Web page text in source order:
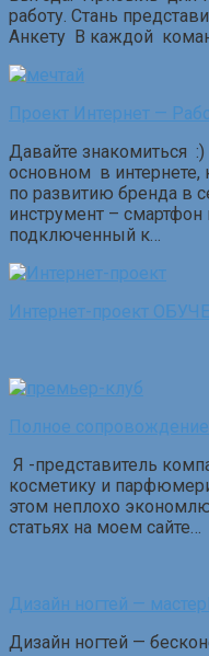
работу. Стань
Анкету В каждой
Проект Интернет —
Давайте знакомиться
основном в
по развитию бренда в
инструмент –
подключенный к…
Интернет-проект
Полное сопровождение
Я -представитель
косметику и
этом неплохо
статьях на моем сайте…
Дизайн ногтей —
Дизайн ногтей —